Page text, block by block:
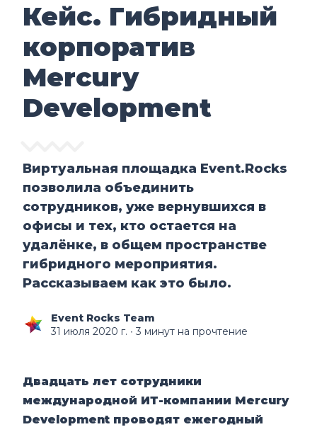
Кейс. Гибридный
корпоратив
Mercury
Development
Виртуальная площадка Event.Rocks
позволила объединить
сотрудников, уже вернувшихся в
офисы и тех, кто остается на
удалёнке, в общем пространстве
гибридного мероприятия.
Рассказываем как это было.
Event Rocks Team
31 июля 2020 г. ∙ 3 минут на прочтение
Двадцать лет сотрудники
международной ИТ-компании Mercury
Development проводят ежегодный